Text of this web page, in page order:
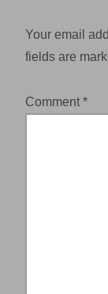
Your email
fields are
Comment *